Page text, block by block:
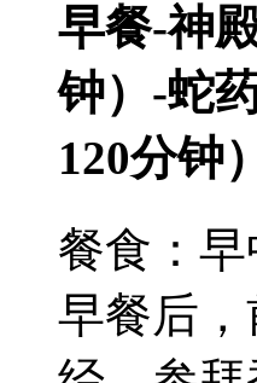
早餐-神
钟）-蛇
120分钟
餐食：
早餐后